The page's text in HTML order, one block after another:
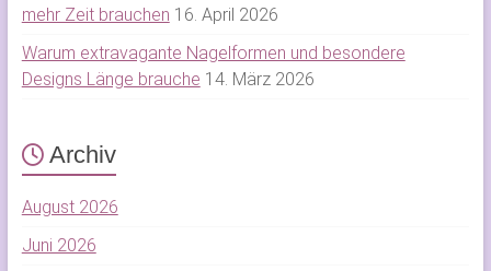
mehr Zeit brauchen 16. April 2026
Warum extravagante Nagelformen und besondere
Designs Länge brauche 14. März 2026
Archiv
August 2026
Juni 2026